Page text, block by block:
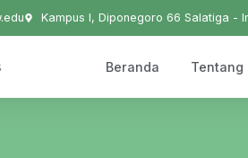
Kampus I, Diponegoro 66 Salatiga -
Beranda Tentang